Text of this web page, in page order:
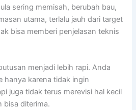
sering memisah, berubah bau,
utama, terlalu jauh dari target
bisa memberi penjelasan teknis
menjadi lebih rapi. Anda
hanya karena tidak ingin
juga tidak terus merevisi hal kecil
bisa diterima.